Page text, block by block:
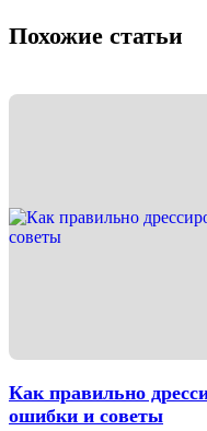
Похожие статьи
Как правильно
ошибки и советы